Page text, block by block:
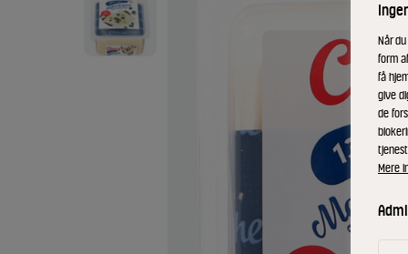
Når
form
få
give
de
Mere